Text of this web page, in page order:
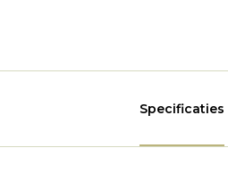
Specificaties